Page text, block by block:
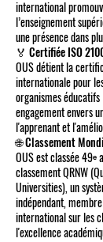
international
l’enseignement
une présence dans
🏅 Certifiée ISO
OUS détient la
internationale pour
organismes
engagement envers
l'apprenant et
🌐 Classement
OUS est classée 49ᵉ
classement QRNW
Universities), un
indépendant,
international sur les
l'excellence